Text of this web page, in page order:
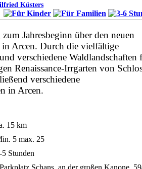
Küsters
Jahresbeginn über den neuen
Arcen. Durch die vielfältige
verschiedene Waldlandschaften
Renaissance-Irrgarten von
verschiedene
in Arcen.
15 km
5 max. 25
5 Stunden